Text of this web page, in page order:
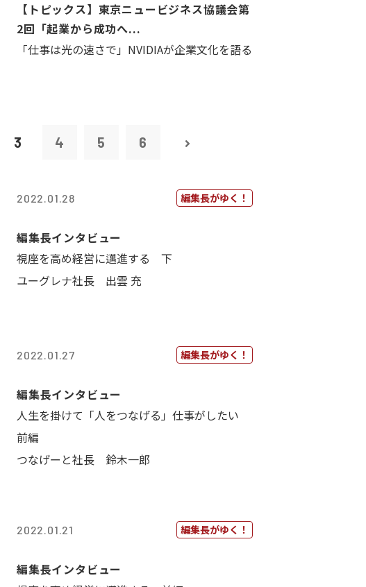
【トピックス】東京ニュービジネス協議会第
2回「起業から成功へ...
「仕事は光の速さで」NVIDIAが企業文化を語る
3 4 5 6
2022.01.28 編集長がゆく！
編集長インタビュー
視座を高め経営に邁進する 下
ユーグレナ社長 出雲 充
2022.01.27 編集長がゆく！
編集長インタビュー
人生を掛けて「人をつなげる」仕事がしたい
前編
つなげーと社長 鈴木一郎
2022.01.21 編集長がゆく！
編集長インタビュー